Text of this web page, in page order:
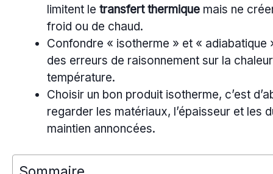
limitent le transfert thermique mais ne
froid ou de chaud.
Confondre « isotherme » et « adiabatique
des erreurs de raisonnement sur la
température.
Choisir un bon produit isotherme, c’est
regarder les matériaux, l’épaisseur et les
maintien annoncées.